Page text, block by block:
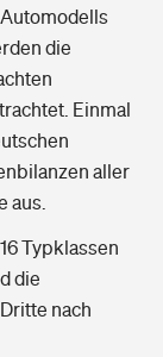
die
Einmal
aller
aus.
Typklassen
die
nach